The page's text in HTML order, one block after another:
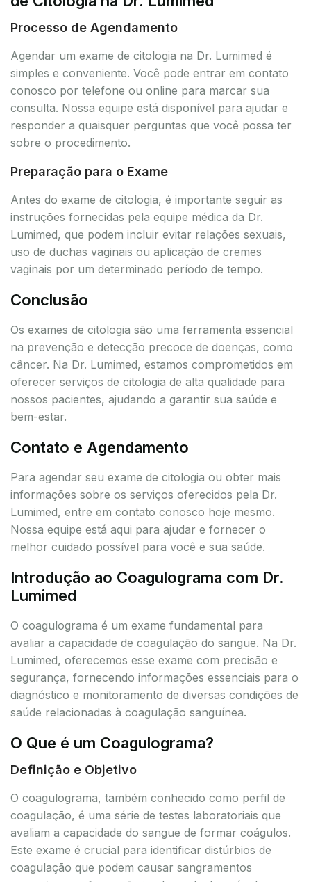
Processo de Agendamento
Agendar um exame de citologia na Dr. Lumimed é
simples e conveniente. Você pode entrar em contato
conosco por telefone ou online para marcar sua
consulta. Nossa equipe está disponível para ajudar e
responder a quaisquer perguntas que você possa ter
sobre o procedimento.
Preparação para o Exame
Antes do exame de citologia, é importante seguir as
instruções fornecidas pela equipe médica da Dr.
Lumimed, que podem incluir evitar relações sexuais,
uso de duchas vaginais ou aplicação de cremes
vaginais por um determinado período de tempo.
Conclusão
Os exames de citologia são uma ferramenta essencial
na prevenção e detecção precoce de doenças, como
câncer. Na Dr. Lumimed, estamos comprometidos em
oferecer serviços de citologia de alta qualidade para
nossos pacientes, ajudando a garantir sua saúde e
bem-estar.
Contato e Agendamento
Para agendar seu exame de citologia ou obter mais
informações sobre os serviços oferecidos pela Dr.
Lumimed, entre em contato conosco hoje mesmo.
Nossa equipe está aqui para ajudar e fornecer o
melhor cuidado possível para você e sua saúde.
Introdução ao Coagulograma com Dr.
Lumimed
O coagulograma é um exame fundamental para
avaliar a capacidade de coagulação do sangue. Na Dr.
Lumimed, oferecemos esse exame com precisão e
segurança, fornecendo informações essenciais para o
diagnóstico e monitoramento de diversas condições de
saúde relacionadas à coagulação sanguínea.
O Que é um Coagulograma?
Definição e Objetivo
O coagulograma, também conhecido como perfil de
coagulação, é uma série de testes laboratoriais que
avaliam a capacidade do sangue de formar coágulos.
Este exame é crucial para identificar distúrbios de
coagulação que podem causar sangramentos